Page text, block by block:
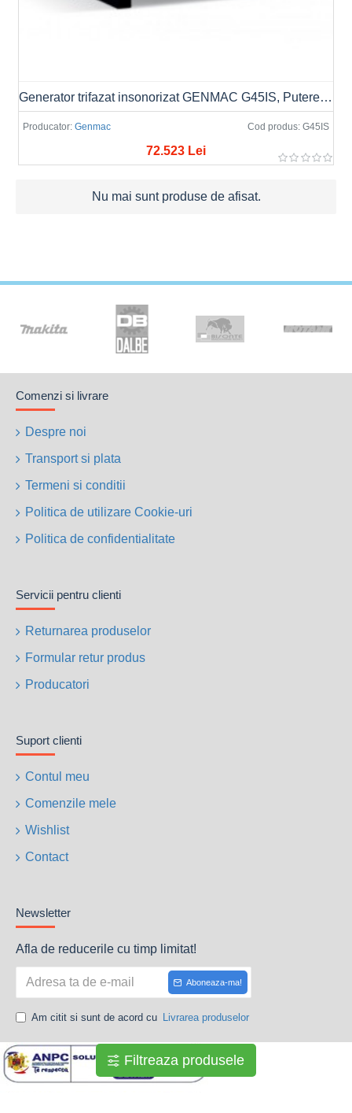
Producator: Genmac Cod produs: G45IS
Generator trifazat insonorizat GENMAC G45IS, Putere max. 50.0kVA/40.0kW, AVR/ATS
72.523 Lei
Nu mai sunt produse de afisat.
Comenzi si livrare
Despre noi
Transport si plata
Termeni si conditii
Politica de utilizare Cookie-uri
Politica de confidentialitate
Servicii pentru clienti
Returnarea produselor
Formular retur produs
Producatori
Suport clienti
Contul meu
Comenzile mele
Wishlist
Contact
Newsletter
Afla de reducerile cu timp limitat!
Aboneaza-ma!
Am citit si sunt de acord cu Livrarea produselor
Filtreaza produsele